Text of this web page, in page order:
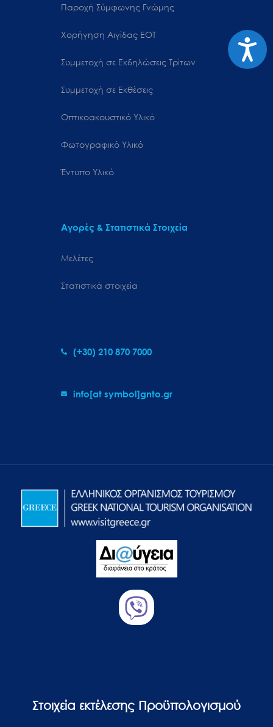
Παροχή Σύμφωνης Γνώμης
Χορήγηση Αιγίδας ΕΟΤ
Συμμετοχή σε Εκδηλώσεις Τρίτων
Συμμετοχή σε Εκθέσεις
Οπτικοακουστικό Υλικό
Φωτογραφικό Υλικό
Έντυπο Υλικό
Αγορές & Στατιστικά Στοιχεία
Μελέτες
Στατιστικά στοιχεία
(+30) 210 870 7000
info[at symbol]gnto.gr
Στοιχεία εκτέλεσης Προϋπολογισμού